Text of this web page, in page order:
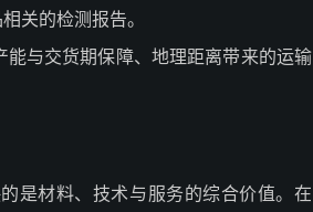
关的检测报告。
与交货期保障、地理距离带来的运输
是材料、技术与服务的综合价值。在